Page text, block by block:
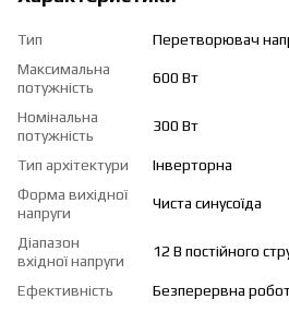
Тип
Перетворювач
Максимальна
потужність
600 Вт
Номінальна
потужність
300 Вт
Тип архітектури
Інверторна
Форма вихідної
напруги
Чиста синусоїда
Діапазон
вхідної напруги
12 В постійного
Ефективність Безперервна